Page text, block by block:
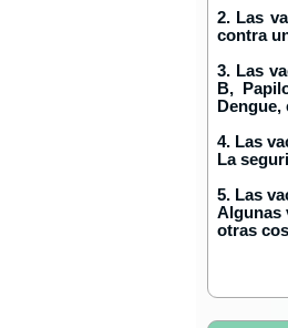
2. Las
contra
3. Las
B,
4. Las
La
5. Las
Algunas
otras